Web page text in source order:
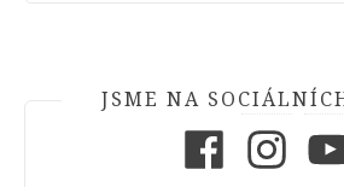
JSME NA